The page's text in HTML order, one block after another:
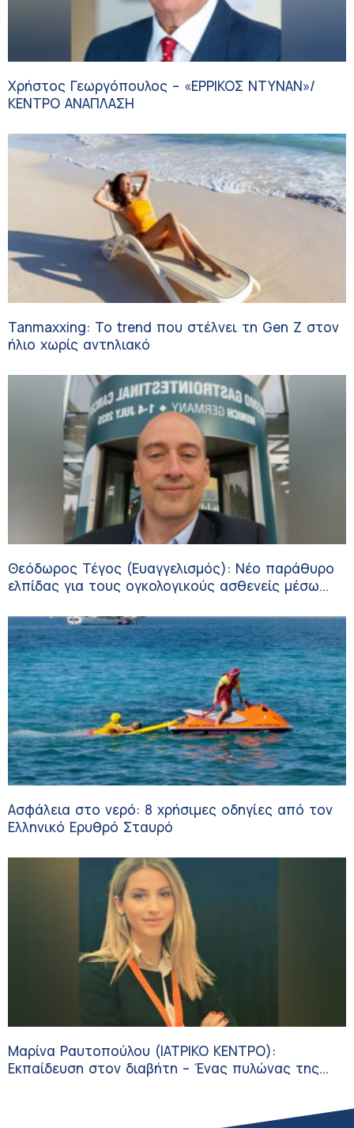
Χρήστος Γεωργόπουλος – «ΕΡΡΙΚΟΣ ΝΤΥΝΑΝ»/
ΚΕΝΤΡΟ ΑΝΑΠΛΑΣΗ
Tanmaxxing: To trend που στέλνει τη Gen Z στον
ήλιο χωρίς αντηλιακό
Θεόδωρος Τέγος (Ευαγγελισμός): Νέο παράθυρο
ελπίδας για τους ογκολογικούς ασθενείς μέσω
Ασφάλεια στο νερό: 8 χρήσιμες οδηγίες από τον
Ελληνικό Ερυθρό Σταυρό
Μαρίνα Ραυτοπούλου (ΙΑΤΡΙΚΟ ΚΕΝΤΡΟ):
Εκπαίδευση στον διαβήτη – Ένας πυλώνας της